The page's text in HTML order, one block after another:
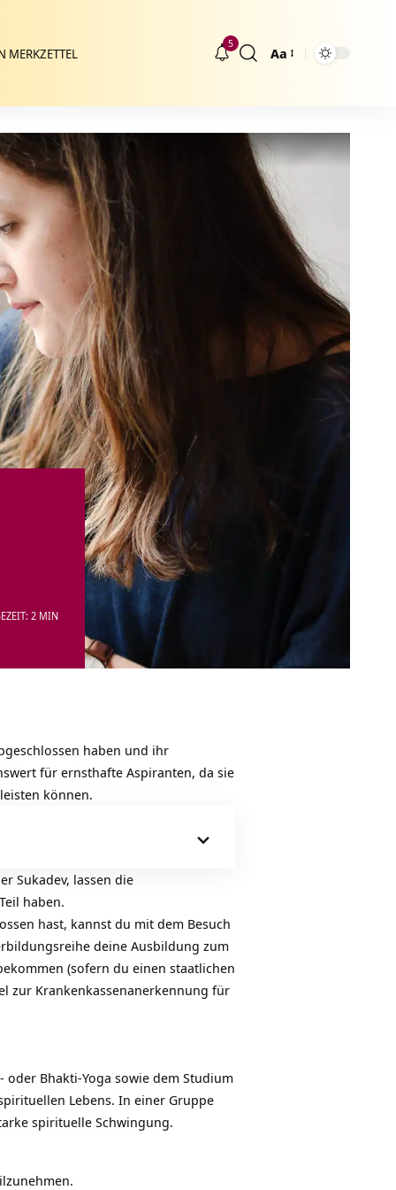
MERKZETTEL
5
Größenänderung
Aa
2 MIN
haben und ihr
für ernsthafte Aspiranten, da sie
können.
Sukadev, lassen die
haben.
hast, kannst du mit dem Besuch
deine Ausbildung zum
(sofern du einen staatlichen
zur Krankenkassenanerkennung für
Bhakti-Yoga sowie dem Studium
Lebens. In einer Gruppe
spirituelle Schwingung.